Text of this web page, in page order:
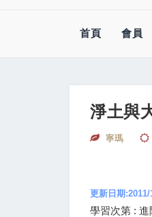
首頁 會員
淨土與
寧瑪
更新日期
學習次第 : 進